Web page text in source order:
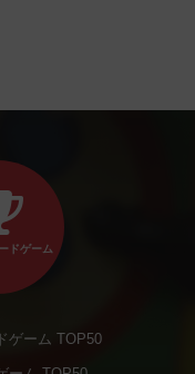
ドゲーム
ゲーム TOP50